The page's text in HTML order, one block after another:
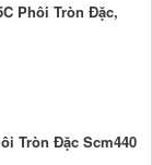
Phôi Tròn Đặc,
Tròn Đặc Scm440